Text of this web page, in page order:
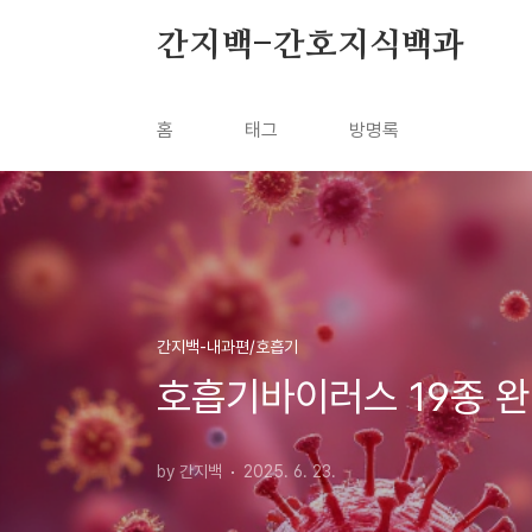
간지백-간호지식백과
홈 태그 방명록
간지백-내과편/호흡기
호흡기바이러스 19종
by 간지백 2025. 6. 23.